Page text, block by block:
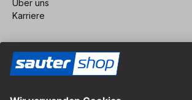
Über uns
Karriere